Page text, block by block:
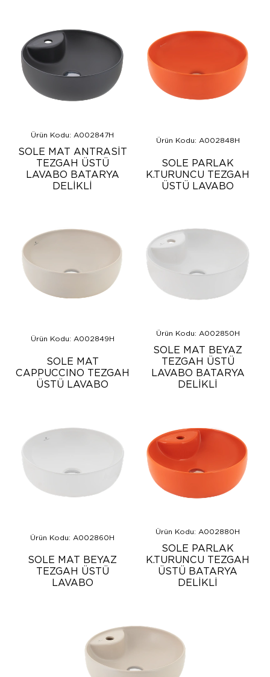
Ürün Kodu: A002847H
SOLE MAT ANTRASİT
TEZGAH ÜSTÜ
LAVABO BATARYA
DELİKLİ
Ürün Kodu: A002848H
SOLE PARLAK
K.TURUNCU TEZGAH
ÜSTÜ LAVABO
Ürün Kodu: A002849H
SOLE MAT
CAPPUCCINO TEZGAH
ÜSTÜ LAVABO
Ürün Kodu: A002850H
SOLE MAT BEYAZ
TEZGAH ÜSTÜ
LAVABO BATARYA
DELİKLİ
Ürün Kodu: A002860H
SOLE MAT BEYAZ
TEZGAH ÜSTÜ
LAVABO
Ürün Kodu: A002880H
SOLE PARLAK
K.TURUNCU TEZGAH
ÜSTÜ BATARYA
DELİKLİ